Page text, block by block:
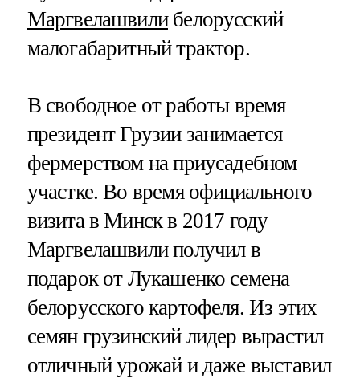
Маргвелашвилибелорусский
малогабаритный трактор.
В свободное от работы время
президент Грузии занимается
фермерством на приусадебном
участке. Во время официального
визита в Минск в 2017 году
Маргвелашвили получил в
подарок от Лукашенко семена
белорусского картофеля. Из этих
семян грузинский лидер вырастил
отличный урожай и даже выставил